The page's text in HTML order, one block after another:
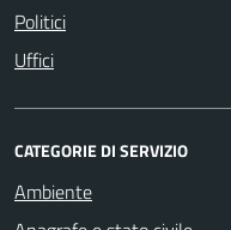
Politici
Uffici
CATEGORIE DI SERVIZIO
Ambiente